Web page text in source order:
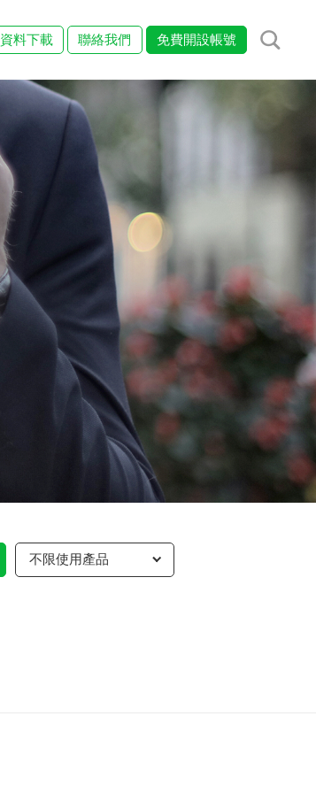
資料下載 聯絡我們 免費開設帳號
不限使用產品